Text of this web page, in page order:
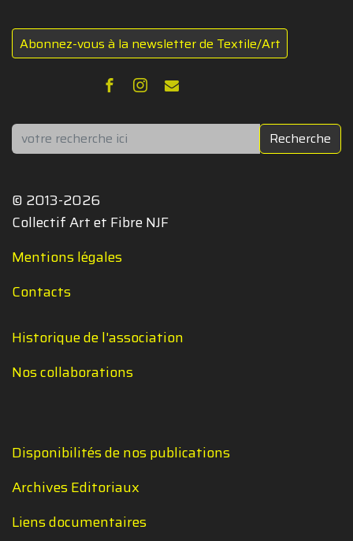
Abonnez-vous à la newsletter de Textile/Art
Rechercher Recherche
© 2013-2026
Collectif Art et Fibre NJF
Mentions légales
Contacts
Historique de l'association
Nos collaborations
Disponibilités de nos publications
Archives Editoriaux
Liens documentaires